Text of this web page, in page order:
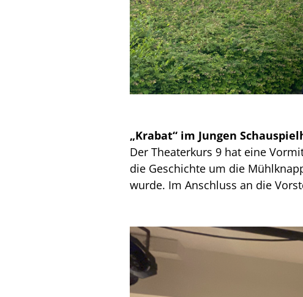
„Krabat“ im Jungen
Der Theaterkurs 9 hat eine
die Geschichte um die
wurde. Im Anschluss an die